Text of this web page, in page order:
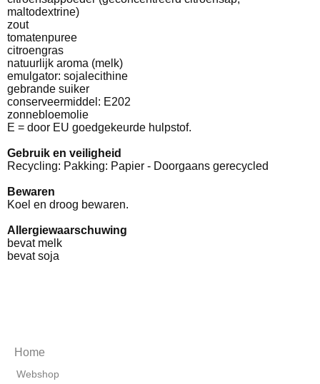
maltodextrine)
zout
tomatenpuree
citroengras
natuurlijk aroma (melk)
emulgator: sojalecithine
gebrande suiker
conserveermiddel: E202
zonnebloemolie
E = door EU goedgekeurde hulpstof.
Gebruik en veiligheid
Recycling: Pakking: Papier - Doorgaans gerecycled
Bewaren
Koel en droog bewaren.
Allergiewaarschuwing
bevat melk
bevat soja
Home
Webshop